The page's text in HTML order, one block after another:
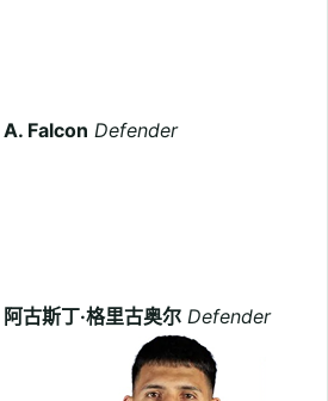
A. Falcon Defender
阿古斯丁·格里古奥尔 Defender